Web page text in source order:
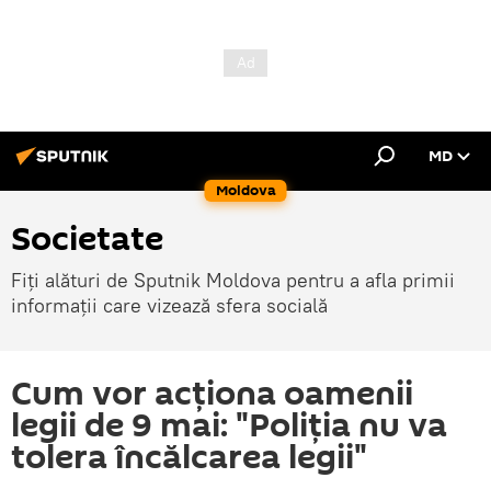
Moldova
MD
Societate
Fiți alături de Sputnik Moldova pentru a afla primii
informații care vizează sfera socială
Cum vor acționa oamenii
legii de 9 mai: "Poliția nu va
tolera încălcarea legii"